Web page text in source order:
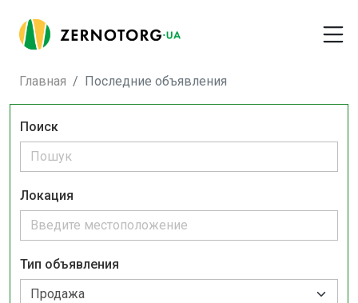
Главная Последние объявления
Поиск
Локация
Тип объявления